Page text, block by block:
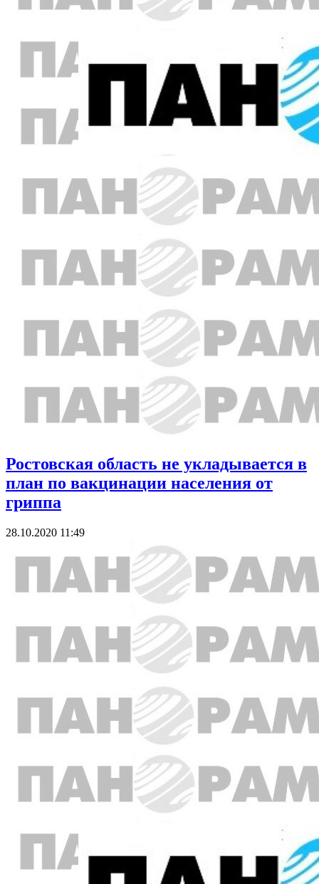
Ростовская область не укладывается в
план по вакцинации населения от
гриппа
28.10.2020 11:49